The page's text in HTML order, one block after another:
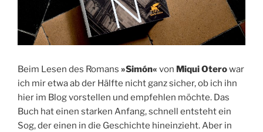
Beim Lesen des Romans »Simón« von Miqui Oterowar
ich mir etwa ab der Hälfte nicht ganz sicher, ob ich ihn
hier im Blog vorstellen und empfehlen möchte. Das
Buch hat einen starken Anfang, schnell entsteht ein
Sog, der einen in die Geschichte hineinzieht. Aber in